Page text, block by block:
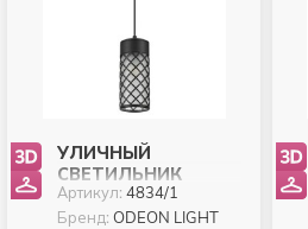
УЛИЧНЫЙ
СВЕТИЛЬНИК
ODEON LIGHT DUNES
4834/1
Артикул: 4834/1
Бренд: ODEON LIGHT